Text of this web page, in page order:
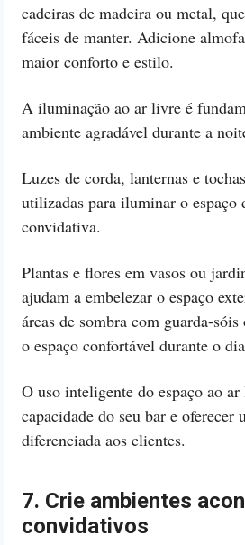
cadeiras de madeira ou metal,
fáceis de manter. Adicione
maior conforto e estilo.
A iluminação ao ar livre é
ambiente agradável durante a
Luzes de corda, lanternas e
utilizadas para iluminar o espaço
convidativa.
Plantas e flores em vasos ou
ajudam a embelezar o espaço
áreas de sombra com guarda-
o espaço confortável durante o
O uso inteligente do espaço ao
capacidade do seu bar e oferecer
diferenciada aos clientes.
7. Crie ambientes
convidativos